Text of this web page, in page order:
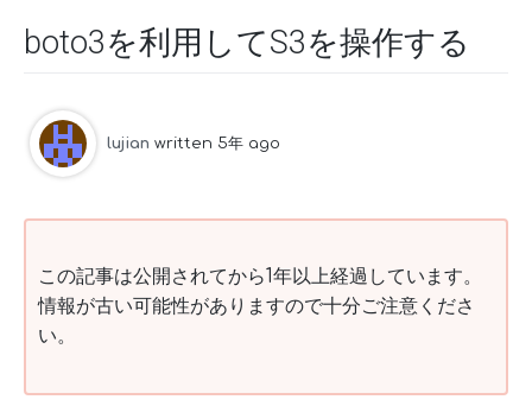
boto3を利用してS3を操作する
lujian written 5年 ago
この記事は公開されてから1年以上経過しています。
情報が古い可能性がありますので十分ご注意くださ
い。